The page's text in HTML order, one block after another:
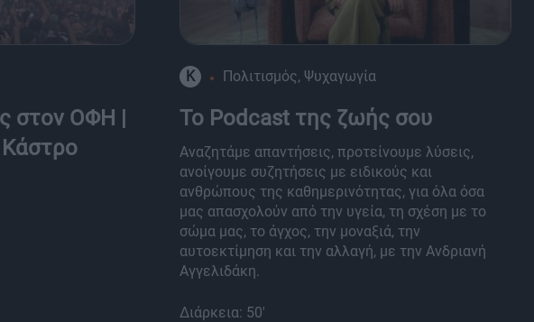
στον ΟΦΗ |
K Πολιτισμός, Ψυχαγωγία
Το Podcast της ζωής σου
Αναζητάμε απαντήσεις, προτείνουμε λύσεις,
ανοίγουμε συζητήσεις με ειδικούς και
ανθρώπους της καθημερινότητας, για όλα όσα
μας απασχολούν από την υγεία, τη σχέση με το
σώμα μας, το άγχος, την μοναξιά, την
αυτοεκτίμηση και την αλλαγή, με την Ανδριανή
Αγγελιδάκη.
Διάρκεια: 50'